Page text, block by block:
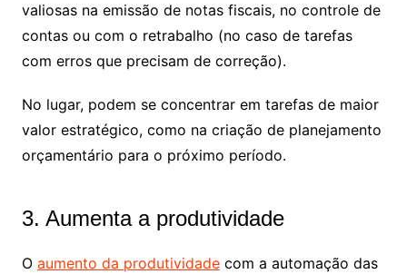
valiosas na emissão de notas fiscais, no controle de
contas ou com o retrabalho (no caso de tarefas
com erros que precisam de correção).
No lugar, podem se concentrar em tarefas de maior
valor estratégico, como na criação de planejamento
orçamentário para o próximo período.
3. Aumenta a produtividade
O aumento da produtividadecom a automação das